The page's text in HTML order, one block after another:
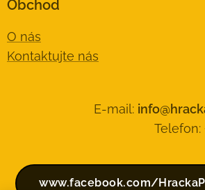
Obchod
O nás
Kontaktujte nás
E-mail:
Telefon:
www.facebook.com/